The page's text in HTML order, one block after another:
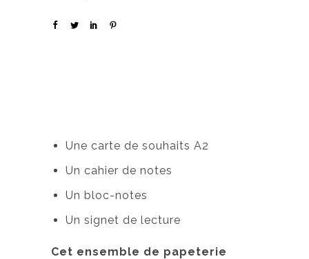
Une carte de souhaits A2
Un cahier de notes
Un bloc-notes
Un signet de lecture
Cet ensemble de papeterie